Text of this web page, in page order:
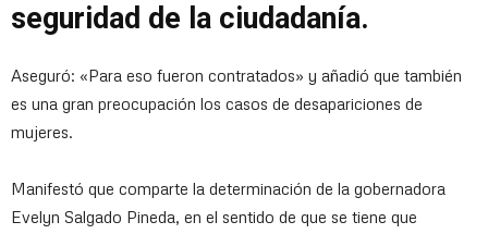
seguridad de la ciudadanía.
Aseguró: «Para eso fueron contratados» y añadió que también
es una gran preocupación los casos de desapariciones de
mujeres.
Manifestó que comparte la determinación de la gobernadora
Evelyn Salgado Pineda, en el sentido de que se tiene que